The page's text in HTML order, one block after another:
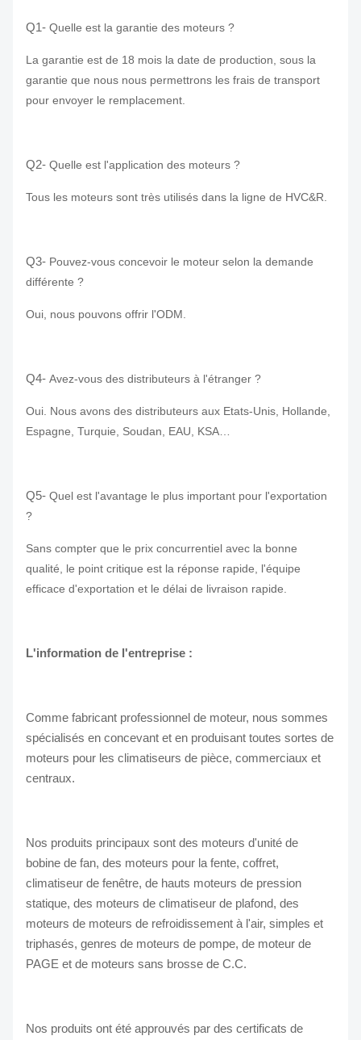
Q1- Quelle est la garantie des moteurs ?
La garantie est de 18 mois la date de production, sous la
garantie que nous nous permettrons les frais de transport
pour envoyer le remplacement.
Q2- Quelle est l'application des moteurs ?
Tous les moteurs sont très utilisés dans la ligne de HVC&R.
Q3- Pouvez-vous concevoir le moteur selon la demande
différente ?
Oui, nous pouvons offrir l'ODM.
Q4- Avez-vous des distributeurs à l'étranger ?
Oui. Nous avons des distributeurs aux Etats-Unis, Hollande,
Espagne, Turquie, Soudan, EAU, KSA…
Q5- Quel est l'avantage le plus important pour l'exportation
?
Sans compter que le prix concurrentiel avec la bonne
qualité, le point critique est la réponse rapide, l'équipe
efficace d'exportation et le délai de livraison rapide.
L'information de l'entreprise :
Comme fabricant professionnel de moteur, nous sommes
spécialisés en concevant et en produisant toutes sortes de
moteurs pour les climatiseurs de pièce, commerciaux et
centraux.
Nos produits principaux sont des moteurs d'unité de
bobine de fan, des moteurs pour la fente, coffret,
climatiseur de fenêtre, de hauts moteurs de pression
statique, des moteurs de climatiseur de plafond, des
moteurs de moteurs de refroidissement à l'air, simples et
triphasés, genres de moteurs de pompe, de moteur de
PAGE et de moteurs sans brosse de C.C.
Nos produits ont été approuvés par des certificats de